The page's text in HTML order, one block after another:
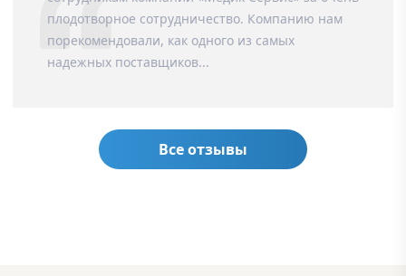
плодотворное сотрудничество. Компанию нам
порекомендовали, как одного из самых
надежных поставщиков...
Все отзывы